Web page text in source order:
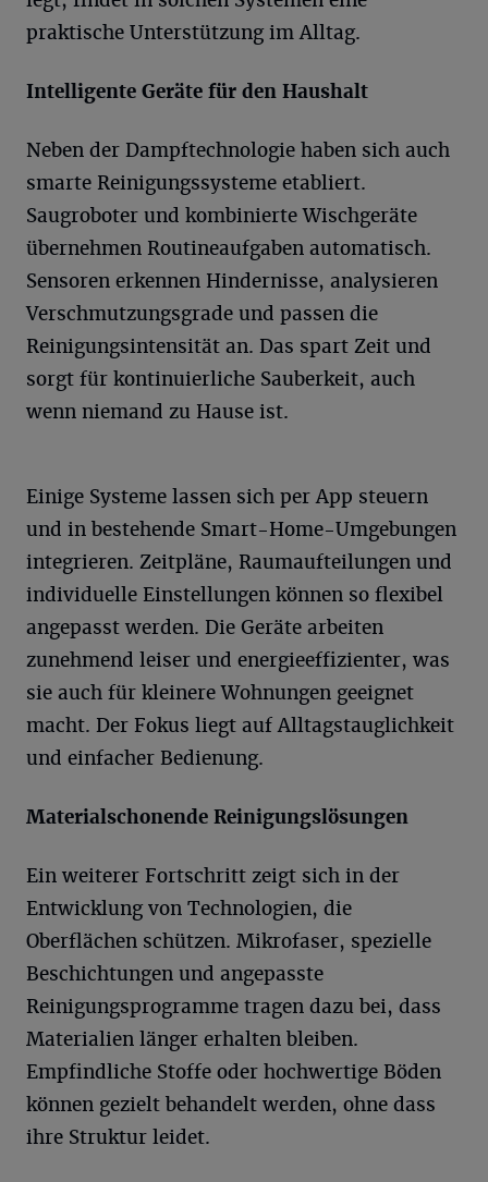
praktische Unterstützung im Alltag.
Intelligente Geräte für den Haushalt
Neben der Dampftechnologie haben sich auch
smarte Reinigungssysteme etabliert.
Saugroboter und kombinierte Wischgeräte
übernehmen Routineaufgaben automatisch.
Sensoren erkennen Hindernisse, analysieren
Verschmutzungsgrade und passen die
Reinigungsintensität an. Das spart Zeit und
sorgt für kontinuierliche Sauberkeit, auch
wenn niemand zu Hause ist.
Einige Systeme lassen sich per App steuern
und in bestehende Smart-Home-Umgebungen
integrieren. Zeitpläne, Raumaufteilungen und
individuelle Einstellungen können so flexibel
angepasst werden. Die Geräte arbeiten
zunehmend leiser und energieeffizienter, was
sie auch für kleinere Wohnungen geeignet
macht. Der Fokus liegt auf Alltagstauglichkeit
und einfacher Bedienung.
Materialschonende Reinigungslösungen
Ein weiterer Fortschritt zeigt sich in der
Entwicklung von Technologien, die
Oberflächen schützen. Mikrofaser, spezielle
Beschichtungen und angepasste
Reinigungsprogramme tragen dazu bei, dass
Materialien länger erhalten bleiben.
Empfindliche Stoffe oder hochwertige Böden
können gezielt behandelt werden, ohne dass
ihre Struktur leidet.